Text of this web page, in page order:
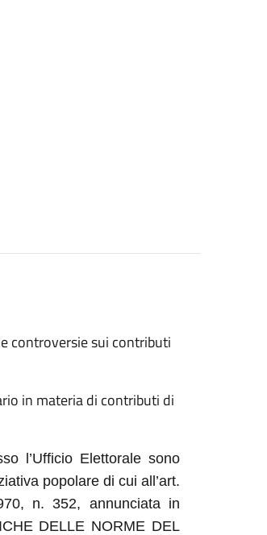
controversie sui contributi
in materia di contributi di
l’Ufficio Elettorale sono
popolare di cui all’art.
n. 352, annunciata in
DELLE NORME DEL